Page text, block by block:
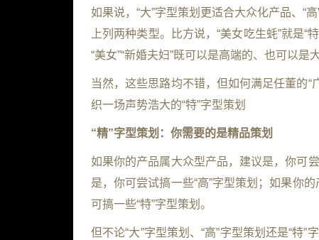
如果说，“大”字型策划更适合大众化产品、“
上列两种类型。比方说，“美女吃生蚝”就是“
“美女”“新婚夫妇”既可以是高端的、也可以是
当然，这些思路均不错，但如何满足任董的
织一场声势浩大的“特”字型策划
“精”字型策划：你需要的是精品策划
如果你的产品属大众型产品，建议是，你可
是，你可尝试搞一些“高”字型策划；如果你
可搞一些“特”字型策划。
但不论“大”字型策划、“高”字型策划还是“特